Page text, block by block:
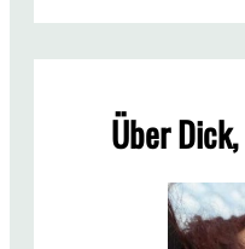
-
T
i
p
Über